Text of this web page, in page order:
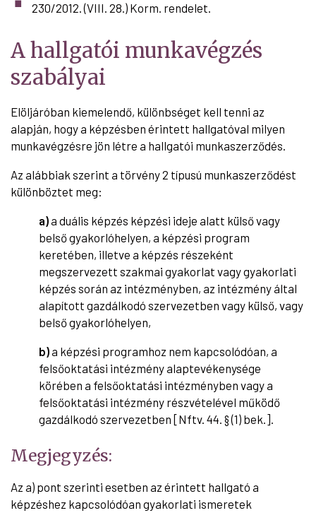
230/2012. (VIII. 28.) Korm. rendelet.
A hallgatói munkavégzés
szabályai
Elöljáróban kiemelendő, különbséget kell tenni az
alapján, hogy a képzésben érintett hallgatóval milyen
munkavégzésre jön létre a hallgatói munkaszerződés.
Az alábbiak szerint a törvény 2 típusú munkaszerződést
különböztet meg:
a)a duális képzés képzési ideje alatt külső vagy
belső gyakorlóhelyen, a képzési program
keretében, illetve a képzés részeként
megszervezett szakmai gyakorlat vagy gyakorlati
képzés során az intézményben, az intézmény által
alapított gazdálkodó szervezetben vagy külső, vagy
belső gyakorlóhelyen,
b)a képzési programhoz nem kapcsolódóan, a
felsőoktatási intézmény alaptevékenysége
körében a felsőoktatási intézményben vagy a
felsőoktatási intézmény részvételével működő
gazdálkodó szervezetben [Nftv. 44. § (1) bek.].
Megjegyzés:
Az a) pont szerinti esetben az érintett hallgató a
képzéshez kapcsolódóan gyakorlati ismeretek